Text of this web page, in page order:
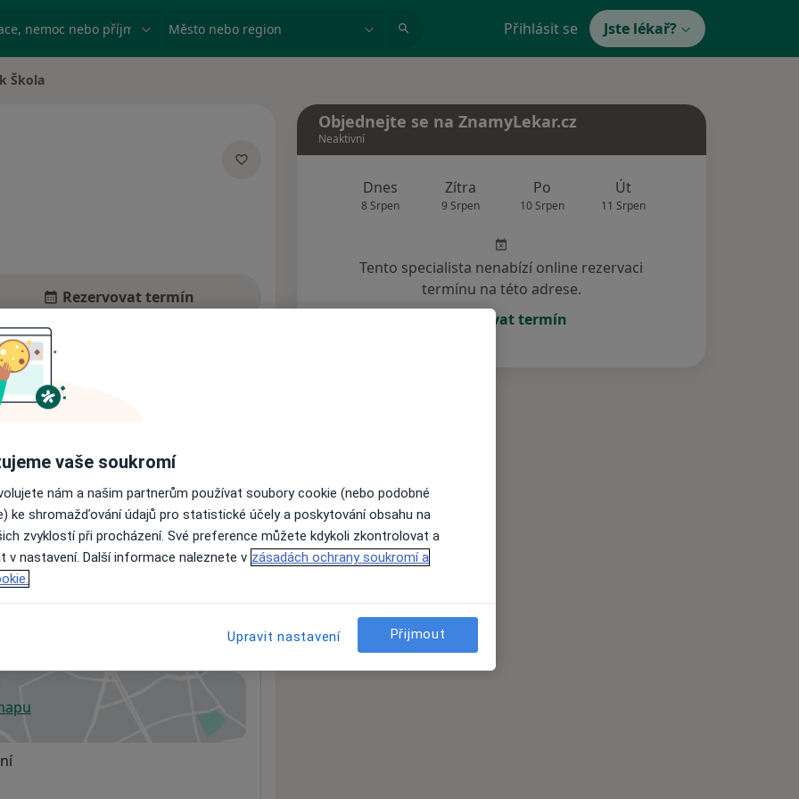
nemoc nebo příjmení Město nebo region Přihlásit se Jste lékař?
Škola
Rezervovat termín
nejsou k dispozici
informace o svých službách.
v nové záložce
Objednejte se na ZnamyLekar.cz
Neaktivní
Dnes
8 Srpen
Zítra
9 Srpen
Po
10 Srpen
Út
11 Srpen
Tento specialista nenabízí online rezervaci
termínu na této adrese.
Rezervovat termín
vaše soukromí
nám a našim partnerům používat soubory cookie (nebo podobné
ke shromažďování údajů pro statistické účely a poskytování obsahu na
zvyklostí při procházení. Své preference můžete kdykoli zkontrolovat a
v nastavení. Další informace naleznete v zásadách ochrany soukromí a
Upravit nastavení Přijmout